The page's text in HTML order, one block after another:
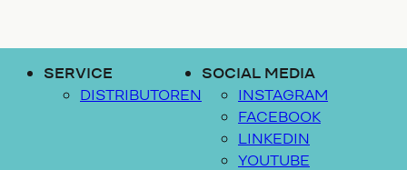
SERVICE
DISTRIBUTOREN
SOCIAL MEDIA
INSTAGRAM
FACEBOOK
LINKEDIN
YOUTUBE